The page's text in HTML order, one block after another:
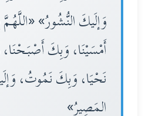
وَإلَيكَ النُّشُورُ»
أَمْسَيْنَا، وَبِكَ
نَحْيَا، وَبِكَ نَمُوتُ،
المَصِيرُ»